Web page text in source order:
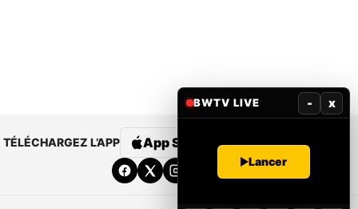
TÉLÉCHARGEZ L’APP App Store Google Play
BWTV LIVE - x
Lancer